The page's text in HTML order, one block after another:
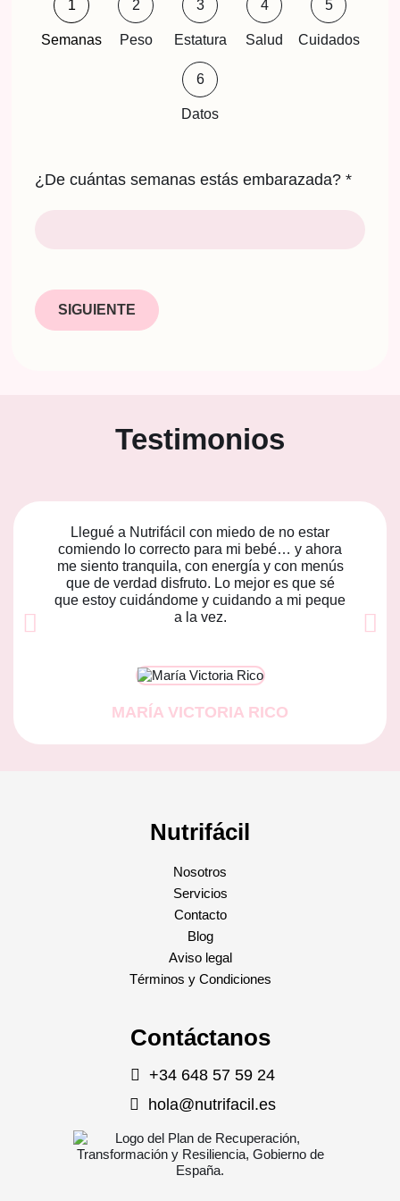
1
Semanas
2
Peso
3
Estatura
4
Salud
5
Cuidados
6
Datos
¿De cuántas semanas estás embarazada? *
SIGUIENTE
Testimonios
Llegué a Nutrifácil con miedo de no estar
comiendo lo correcto para mi bebé… y ahora
me siento tranquila, con energía y con menús
que de verdad disfruto. Lo mejor es que sé
que estoy cuidándome y cuidando a mi peque
a la vez.
MARÍA VICTORIA RICO
Nutrifácil
Nosotros
Servicios
Contacto
Blog
Aviso legal
Términos y Condiciones
Contáctanos
+34 648 57 59 24
hola@nutrifacil.es